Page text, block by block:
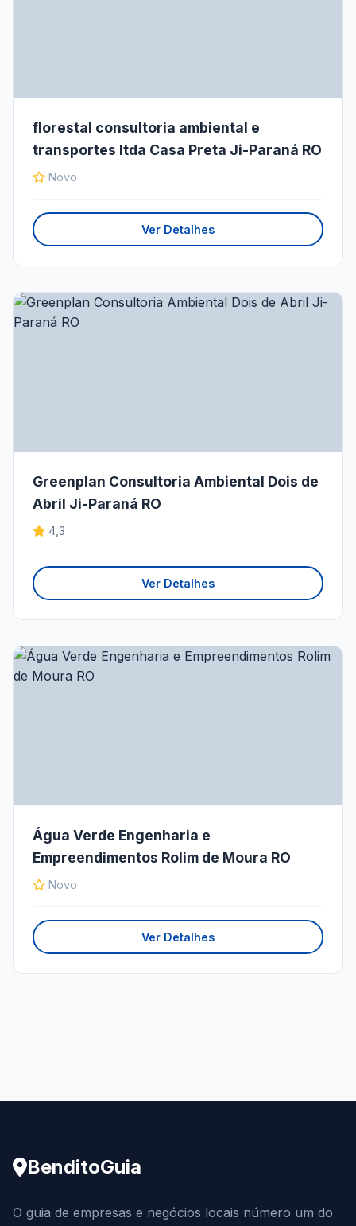
florestal consultoria ambiental e
transportes ltda Casa Preta Ji-Paraná RO
Novo
Ver Detalhes
Greenplan Consultoria Ambiental Dois de
Abril Ji-Paraná RO
4,3
Ver Detalhes
Água Verde Engenharia e
Empreendimentos Rolim de Moura RO
Novo
Ver Detalhes
BenditoGuia
O guia de empresas e negócios locais número um do